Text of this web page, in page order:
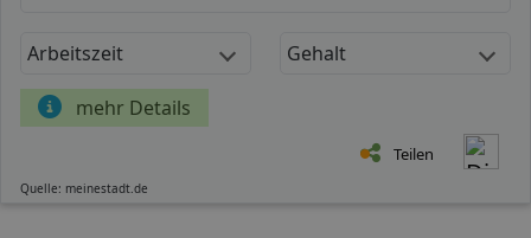
Arbeitszeit Gehalt
mehr Details
Teilen
Quelle: meinestadt.de